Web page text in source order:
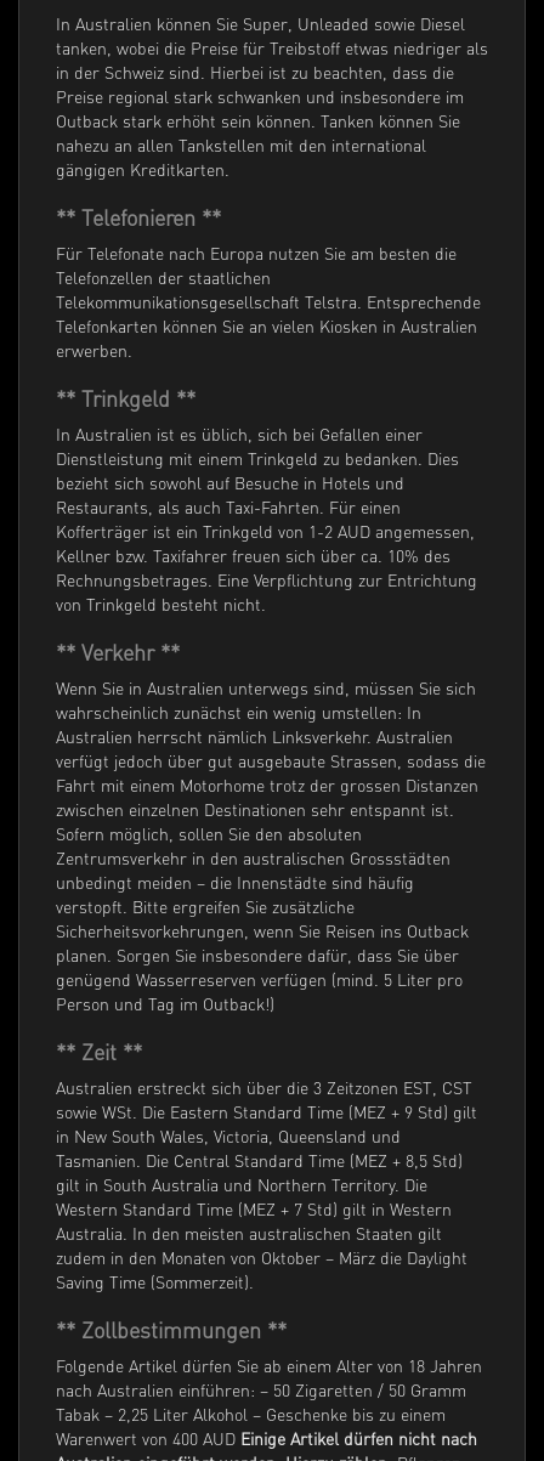
In Australien können Sie Super, Unleaded sowie Diesel
tanken, wobei die Preise für Treibstoff etwas niedriger als
in der Schweiz sind. Hierbei ist zu beachten, dass die
Preise regional stark schwanken und insbesondere im
Outback stark erhöht sein können. Tanken können Sie
nahezu an allen Tankstellen mit den international
gängigen Kreditkarten.
** Telefonieren **
Für Telefonate nach Europa nutzen Sie am besten die
Telefonzellen der staatlichen
Telekommunikationsgesellschaft Telstra. Entsprechende
Telefonkarten können Sie an vielen Kiosken in Australien
erwerben.
** Trinkgeld **
In Australien ist es üblich, sich bei Gefallen einer
Dienstleistung mit einem Trinkgeld zu bedanken. Dies
bezieht sich sowohl auf Besuche in Hotels und
Restaurants, als auch Taxi-Fahrten. Für einen
Kofferträger ist ein Trinkgeld von 1-2 AUD angemessen,
Kellner bzw. Taxifahrer freuen sich über ca. 10% des
Rechnungsbetrages. Eine Verpflichtung zur Entrichtung
von Trinkgeld besteht nicht.
** Verkehr **
Wenn Sie in Australien unterwegs sind, müssen Sie sich
wahrscheinlich zunächst ein wenig umstellen: In
Australien herrscht nämlich Linksverkehr. Australien
verfügt jedoch über gut ausgebaute Strassen, sodass die
Fahrt mit einem Motorhome trotz der grossen Distanzen
zwischen einzelnen Destinationen sehr entspannt ist.
Sofern möglich, sollen Sie den absoluten
Zentrumsverkehr in den australischen Grossstädten
unbedingt meiden – die Innenstädte sind häufig
verstopft. Bitte ergreifen Sie zusätzliche
Sicherheitsvorkehrungen, wenn Sie Reisen ins Outback
planen. Sorgen Sie insbesondere dafür, dass Sie über
genügend Wasserreserven verfügen (mind. 5 Liter pro
Person und Tag im Outback!)
** Zeit **
Australien erstreckt sich über die 3 Zeitzonen EST, CST
sowie WSt. Die Eastern Standard Time (MEZ + 9 Std) gilt
in New South Wales, Victoria, Queensland und
Tasmanien. Die Central Standard Time (MEZ + 8,5 Std)
gilt in South Australia und Northern Territory. Die
Western Standard Time (MEZ + 7 Std) gilt in Western
Australia. In den meisten australischen Staaten gilt
zudem in den Monaten von Oktober – März die Daylight
Saving Time (Sommerzeit).
** Zollbestimmungen **
Folgende Artikel dürfen Sie ab einem Alter von 18 Jahren
nach Australien einführen: – 50 Zigaretten / 50 Gramm
Tabak – 2,25 Liter Alkohol – Geschenke bis zu einem
Warenwert von 400 AUD Einige Artikel dürfen nicht nach